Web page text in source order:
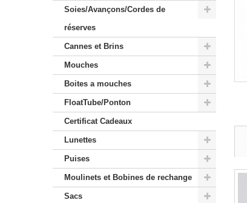
Soies/Avançons/Cordes de
réserves
Cannes et Brins
Mouches
Boites a mouches
FloatTube/Ponton
Certificat Cadeaux
Lunettes
Puises
Moulinets et Bobines de rechange
Sacs